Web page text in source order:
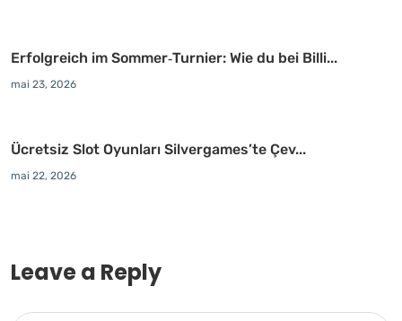
Erfolgreich im Sommer‑Turnier: Wie du bei Billi...
mai 23, 2026
Ücretsiz Slot Oyunları Silvergames’te Çev...
mai 22, 2026
Leave a Reply